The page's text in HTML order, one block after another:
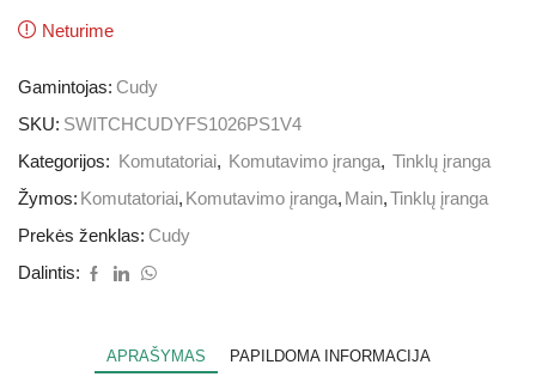
Neturime
Gamintojas: Cudy
SKU: SWITCHCUDYFS1026PS1V4
Kategorijos:
Komutatoriai, Komutavimo įranga, Tinklų įranga
Žymos: Komutatoriai, Komutavimo įranga, Main,Tinklų įranga
Prekės ženklas: Cudy
Dalintis:
APRAŠYMAS PAPILDOMA INFORMACIJA